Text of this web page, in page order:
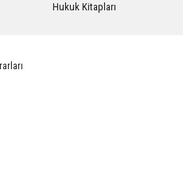
Hukuk Kitapları